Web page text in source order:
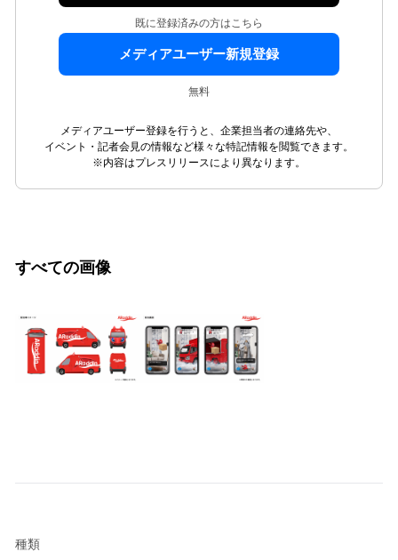
既に登録済みの方はこちら
メディアユーザー新規登録
無料
メディアユーザー登録を行うと、企業担当者の連絡先や、
イベント・記者会見の情報など様々な特記情報を閲覧できます。
※内容はプレスリリースにより異なります。
すべての画像
種類